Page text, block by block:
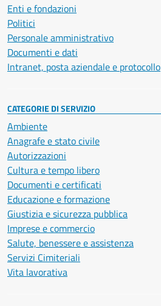
Enti e fondazioni
Politici
Personale amministrativo
Documenti e dati
Intranet, posta aziendale e protocollo
CATEGORIE DI SERVIZIO
Ambiente
Anagrafe e stato civile
Autorizzazioni
Cultura e tempo libero
Documenti e certificati
Educazione e formazione
Giustizia e sicurezza pubblica
Imprese e commercio
Salute, benessere e assistenza
Servizi Cimiteriali
Vita lavorativa